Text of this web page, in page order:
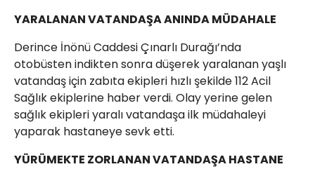
YARALANAN VATANDAŞA ANINDA MÜDAHALE
Derince İnönü Caddesi Çınarlı Durağı’nda
otobüsten indikten sonra düşerek yaralanan yaşlı
vatandaş için zabıta ekipleri hızlı şekilde 112 Acil
Sağlık ekiplerine haber verdi. Olay yerine gelen
sağlık ekipleri yaralı vatandaşa ilk müdahaleyi
yaparak hastaneye sevk etti.
YÜRÜMEKTE ZORLANAN VATANDAŞA HASTANE